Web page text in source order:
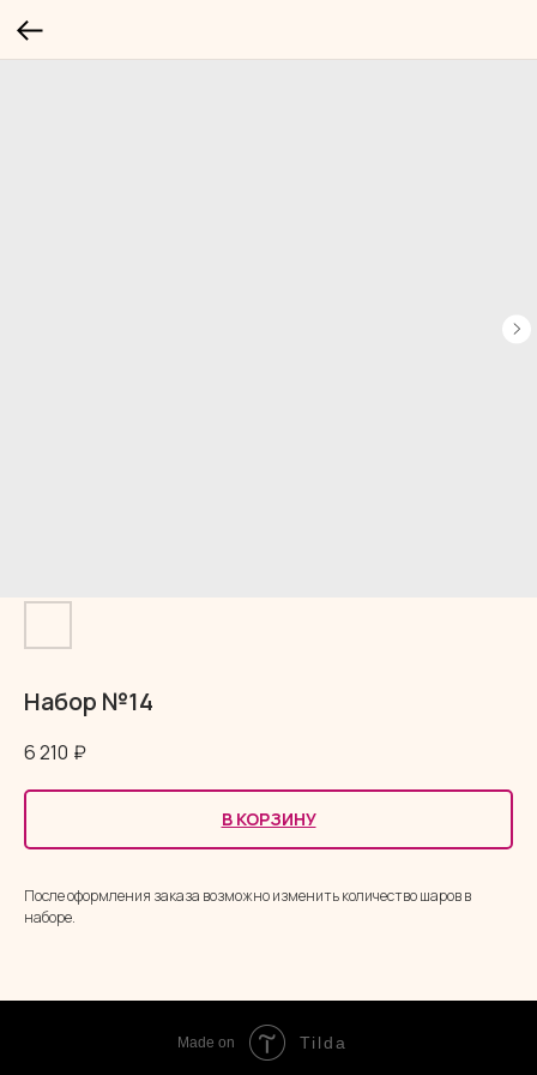
Набор №14
6 210 ₽
В КОРЗИНУ
После оформления заказа возможно изменить количество шаров в
наборе.
Made on Tilda